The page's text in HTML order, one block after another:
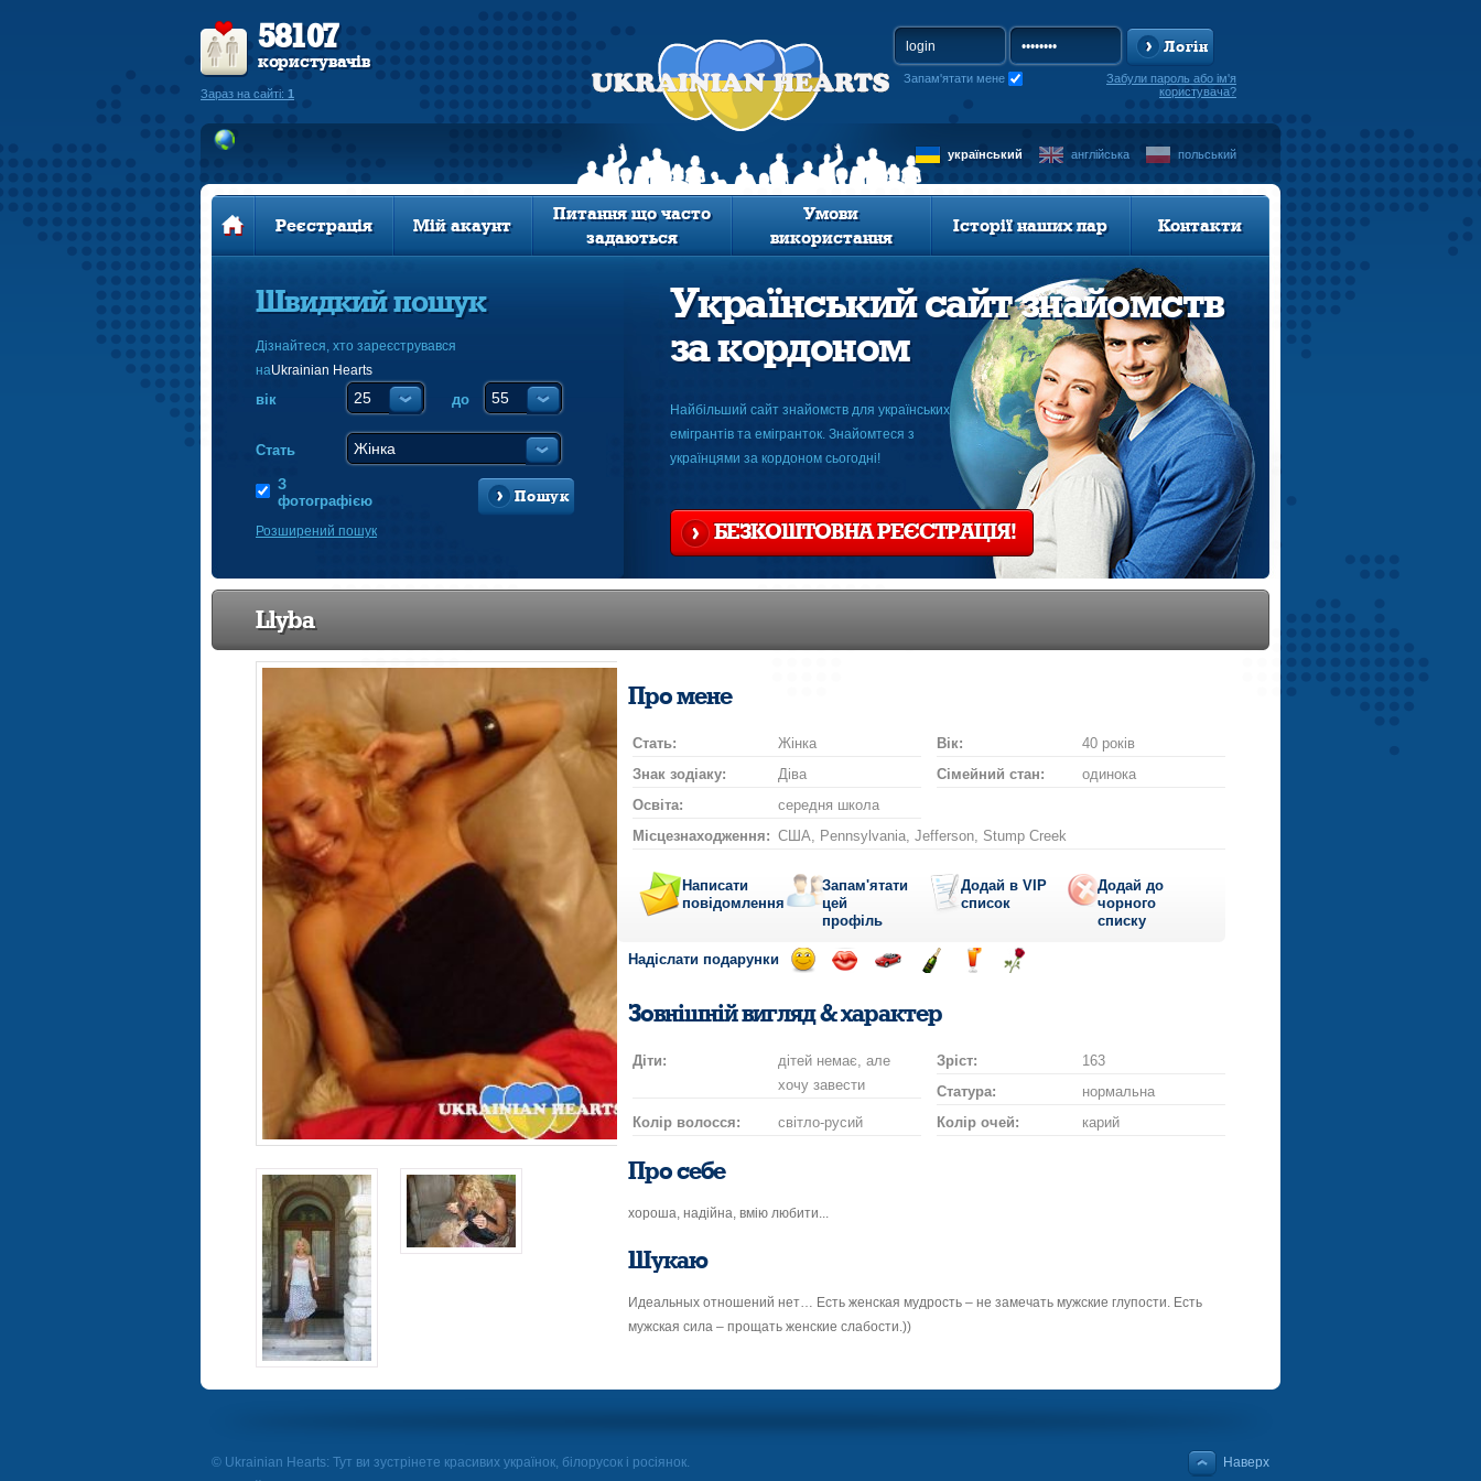
58107
користувачів
Зараз на сайті: 1
Логін
Запам'ятати мене
Забули пароль або ім'я
користувача?
український англійська польський
Реєстрація Мій акаунт
Питання що часто
задаються
Умови
використання
Історії наших пар Контакти
Швидкий пошук
Дізнайтеся, хто зареєструвався
наUkrainian Hearts
вік до
Стать
З
фотографією
Пошук
Розширений пошук
Український сайт знайомств
за кордоном
Найбільший сайт знайомств для українських
емігрантів та емігранток. Знайомтеся з
українцями за кордоном сьогодні!
БЕЗКОШТОВНА РЕЄСТРАЦІЯ!
Llyba
Про мене
Стать: Жінка Вік:
40 років
Знак зодіаку:
Діва Сімейний стан:
одинока
Освіта:
середня школа
Місцезнаходження: США, Pennsylvania, Jefferson, Stump Creek
Написати
повідомлення
Запам'ятати
цей
профіль
Додай в VIP
список
Додай до
чорного
списку
Надіслати подарунки
посмішку
автомобілі
Зовнішній вигляд & характер
Діти:
дітей немає, але
хочу завести
Зріст:
163
Статура:
нормальна
Колір волосся:
світло-русий Колір очей: карий
Про себе
хороша, надійна, вмію любити...
Шукаю
Идеальных отношений нет… Есть женская мудрость – не замечать мужские глупости. Есть
мужская сила – прощать женские слабости.))
© Ukrainian Hearts: Тут ви зустрінете красивих українок, білорусок і росіянок.
Наверх